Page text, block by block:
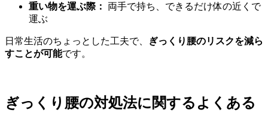
重い物を運ぶ際：
両手で持ち、できるだけ体の近くで
運ぶ
日常生活のちょっとした工夫で、
ぎっくり腰のリスクを減ら
すことが可能です。
ぎっくり腰の対処法に関するよくある